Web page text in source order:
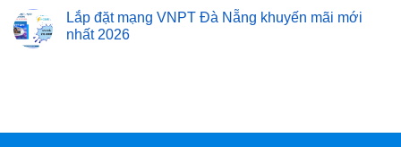
Lắp đặt mạng VNPT Đà Nẵng khuyến mãi mới
nhất 2026